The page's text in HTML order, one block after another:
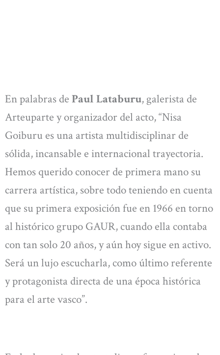
En palabras de Paul Lataburu, galerista de
Arteuparte y organizador del acto, “Nisa
Goiburu es una artista multidisciplinar de
sólida, incansable e internacional trayectoria.
Hemos querido conocer de primera mano su
carrera artística, sobre todo teniendo en cuenta
que su primera exposición fue en 1966 en torno
al histórico grupo GAUR, cuando ella contaba
con tan solo 20 años, y aún hoy sigue en activo.
Será un lujo escucharla, como último referente
y protagonista directa de una época histórica
para el arte vasco”.